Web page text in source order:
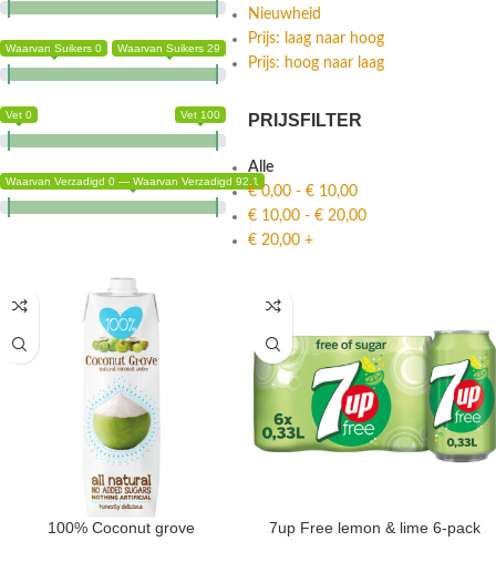
Waarvan Suikers 0 Waarvan Suikers 29
Vet 0 Vet 100
Waarvan Verzadigd 0 — Waarvan Verzadigd 92.1
Nieuwheid
Prijs: laag naar hoog
Prijs: hoog naar laag
PRIJSFILTER
Alle
€0,00 - € 10,00
€ 10,00 - € 20,00
€ 20,00 +
100% Coconut grove 7up Free lemon & lime 6-pack